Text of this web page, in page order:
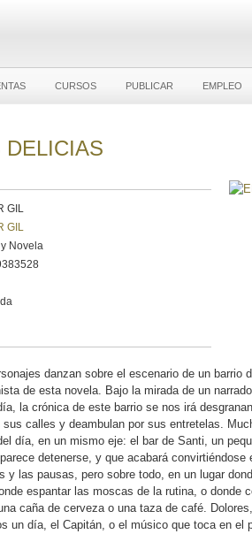
CURSOS PUBLICAR EMPLEO
DELICIAS
GIL
GIL
Novela
danzan sobre el escenario de un barrio
de esta novela. Bajo la mirada de un
la crónica de este barrio se nos irá
calles y deambulan por sus entretelas.
día, en un mismo eje: el bar de Santi, un
detenerse, y que acabará convirtiéndose
y las pausas, pero sobre todo, en un lugar
espantar las moscas de la rutina, o donde
caña de cerveza o una taza de café.
un día, el Capitán, o el músico que toca en el